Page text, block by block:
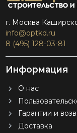
г. Москва
info@optkd.ru
8 (495) 128-03-81
Информация
О нас
Гарантии и
Доставка